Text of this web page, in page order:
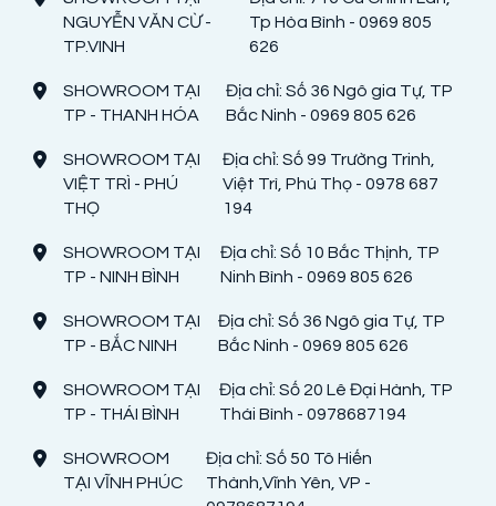
NGUYỄN VĂN CỪ -
TP.VINH
Tp Hòa Bình - 0969 805
626
SHOWROOM TẠI
TP - THANH HÓA
Địa chỉ: Số 36 Ngô gia Tự, TP
Bắc Ninh - 0969 805 626
SHOWROOM TẠI
VIỆT TRÌ - PHÚ
THỌ
Địa chỉ: Số 99 Trường Trinh,
Việt Trì, Phú Thọ - 0978 687
194
SHOWROOM TẠI
TP - NINH BÌNH
Địa chỉ: Số 10 Bắc Thịnh, TP
Ninh Bình - 0969 805 626
SHOWROOM TẠI
TP - BẮC NINH
Địa chỉ: Số 36 Ngô gia Tự, TP
Bắc Ninh - 0969 805 626
SHOWROOM TẠI
TP - THÁI BÌNH
Địa chỉ: Số 20 Lê Đại Hành, TP
Thái Bình - 0978687194
SHOWROOM
TẠI VĨNH PHÚC
Địa chỉ: Số 50 Tô Hiến
Thành,Vĩnh Yên, VP -